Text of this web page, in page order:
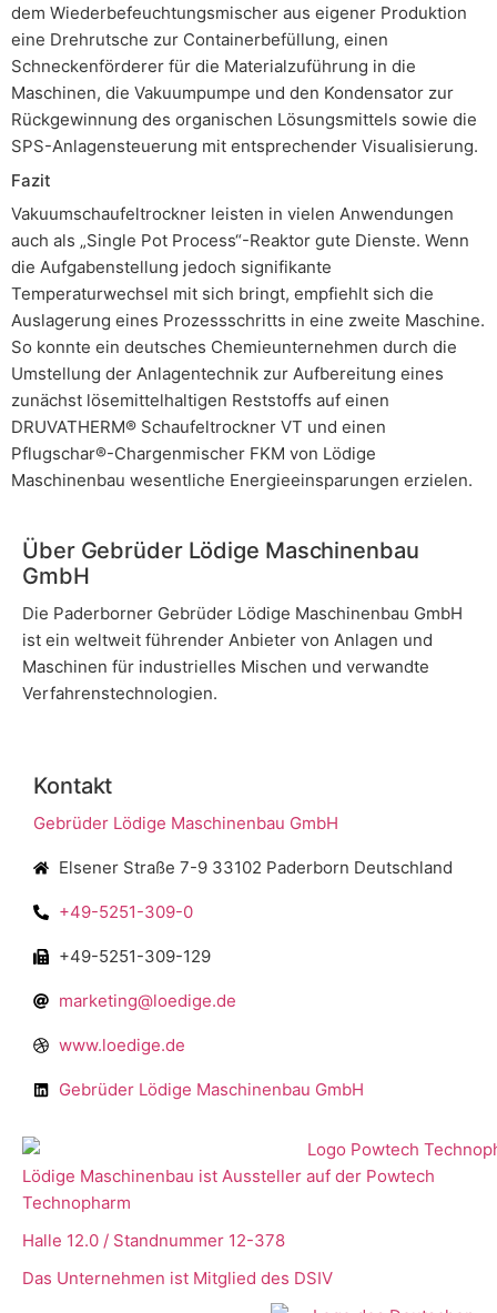
dem Wiederbefeuchtungsmischer aus eigener Produktion
eine Drehrutsche zur Containerbefüllung, einen
Schneckenförderer für die Materialzuführung in die
Maschinen, die Vakuumpumpe und den Kondensator zur
Rückgewinnung des organischen Lösungsmittels sowie die
SPS-Anlagensteuerung mit entsprechender Visualisierung.
Fazit
Vakuumschaufeltrockner leisten in vielen Anwendungen
auch als „Single Pot Process“-Reaktor gute Dienste. Wenn
die Aufgabenstellung jedoch signifikante
Temperaturwechsel mit sich bringt, empfiehlt sich die
Auslagerung eines Prozessschritts in eine zweite Maschine.
So konnte ein deutsches Chemieunternehmen durch die
Umstellung der Anlagentechnik zur Aufbereitung eines
zunächst lösemittelhaltigen Reststoffs auf einen
DRUVATHERM® Schaufeltrockner VT und einen
Pflugschar®-Chargenmischer FKM von Lödige
Maschinenbau wesentliche Energieeinsparungen erzielen.
Über Gebrüder Lödige Maschinenbau
GmbH
Die Paderborner Gebrüder Lödige Maschinenbau GmbH
ist ein weltweit führender Anbieter von Anlagen und
Maschinen für industrielles Mischen und verwandte
Verfahrenstechnologien.
Kontakt
Gebrüder Lödige Maschinenbau GmbH
Elsener Straße 7-9 33102 Paderborn Deutschland
+49-5251-309-0
+49-5251-309-129
marketing@loedige.de
www.loedige.de
Gebrüder Lödige Maschinenbau GmbH
Lödige Maschinenbau ist Aussteller auf der Powtech
Technopharm
Halle 12.0 / Standnummer 12-378
Das Unternehmen ist Mitglied des DSIV